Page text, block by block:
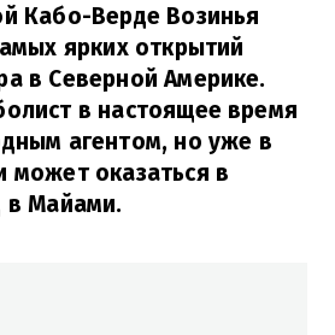
Кабо-Верде Возинья
ярких открытий
в Северной Америке.
в настоящее время
агентом, но уже в
может оказаться в
в Майами.